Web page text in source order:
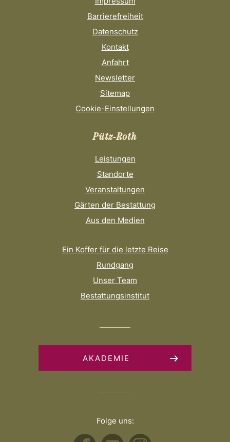
Barrierefreiheit
Datenschutz
Kontakt
Anfahrt
Newsletter
Sitemap
Cookie-Einstellungen
Pütz-Roth
Leistungen
Standorte
Veranstaltungen
Gärten der Bestattung
Aus den Medien
Ein Koffer für die letzte Reise
Rundgang
Unser Team
Bestattungsinstitut
AKADEMIE
Folge uns: